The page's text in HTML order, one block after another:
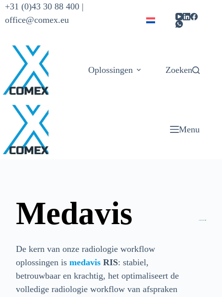
+31 (0)43 30 88 400 |
office@comex.eu
Oplossingen Producten
Zoeken
Menu
Medavis
De kern van onze radiologie workflow
oplossingen ismedavis RIS: stabiel,
betrouwbaar en krachtig, het optimaliseert de
volledige radiologie workflow van afspraken